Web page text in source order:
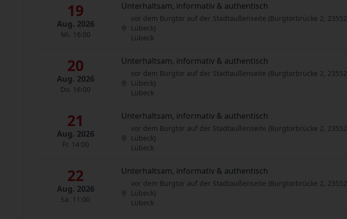
19
Aug. 2026
Mi. 16:00
Unterhaltsam, informativ & authentisch
vor dem Burgtor auf der Stadtaußenseite (Burgtorbrücke 2, 23552
Lübeck)
Lübeck
20
Aug. 2026
Do. 16:00
Unterhaltsam, informativ & authentisch
vor dem Burgtor auf der Stadtaußenseite (Burgtorbrücke 2, 23552
Lübeck)
Lübeck
21
Aug. 2026
Fr. 14:00
Unterhaltsam, informativ & authentisch
vor dem Burgtor auf der Stadtaußenseite (Burgtorbrücke 2, 23552
Lübeck)
Lübeck
22
Aug. 2026
Sa. 11:00
Unterhaltsam, informativ & authentisch
vor dem Burgtor auf der Stadtaußenseite (Burgtorbrücke 2, 23552
Lübeck)
Lübeck